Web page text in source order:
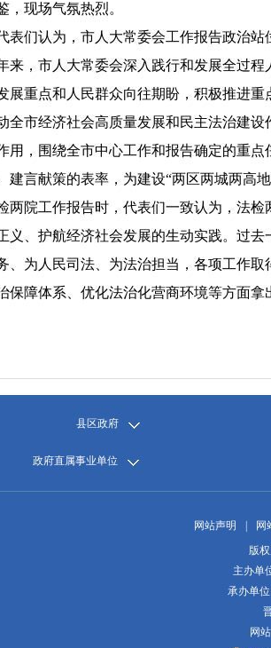
，现场气氛热烈。
们认为，市人大常委会工作报告政治站
来，市人大常委会深入践行和发展全过
展重点和人民群众向往期盼，积极推进
全市经济社会高质量发展和民主法治建
用，围绕全市中心工作和报告确定的重
建言献策的表率，为建设“两区两城两高
院工作报告时，代表们一致认为，法检
义、护航经济社会发展的生动实践。过
、为人民司法、为法治担当，各项工作
保障体系、优化法治化营商环境等方面
县区政府
政府直属事业单位
网站声明
网
版
主办单
承办单
网